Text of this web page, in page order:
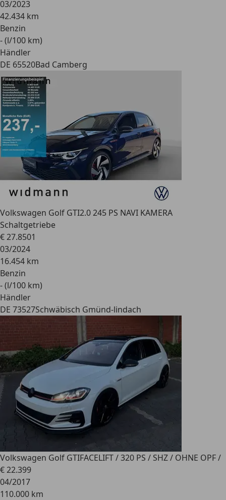
03/2023
42.434 km
Benzin
- (l/100 km)
Händler
DE 65520Bad Camberg
Volkswagen Golf GTI2.0 245 PS NAVI KAMERA
Schaltgetriebe
€ 27.8501
03/2024
16.454 km
Benzin
- (l/100 km)
Händler
DE 73527Schwäbisch Gmünd-lindach
Volkswagen Golf GTIFACELIFT / 320 PS / SHZ / OHNE OPF /
€ 22.399
04/2017
110.000 km